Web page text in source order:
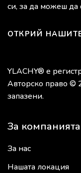
си, за да можеш да
ОТКРИЙ
YLACHY® е
Авторско право ©
запазени.
За компанията
За нас
Нашата локация